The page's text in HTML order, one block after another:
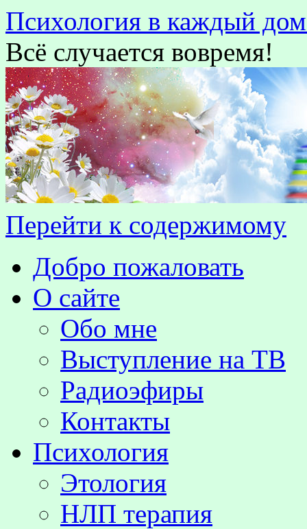
Психология в каждый
Всё случается вовремя!
Перейти к содержимому
Добро пожаловать
О сайте
Обо мне
Выступление на TВ
Радиоэфиры
Контакты
Психология
Этология
НЛП терапия